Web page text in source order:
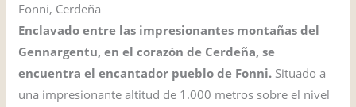
Fonni, Cerdeña
Enclavado entre las impresionantes montañas del
Gennargentu, en el corazón de Cerdeña, se
encuentra el encantador pueblo de Fonni. Situado a
una impresionante altitud de 1.000 metros sobre el nivel